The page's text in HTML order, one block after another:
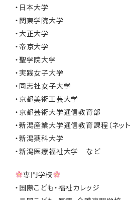
・日本大学
・関東学院大学
・大正大学
・帝京大学
・聖学院大学
・実践女子大学
・同志社女子大学
・京都美術工芸大学
・京都芸術大学通信教育部
・新潟産業大学通信教育課程（ネッ
・新潟薬科大学
・新潟医療福祉大学 など
専門学校
・国際こども・福祉カレッジ